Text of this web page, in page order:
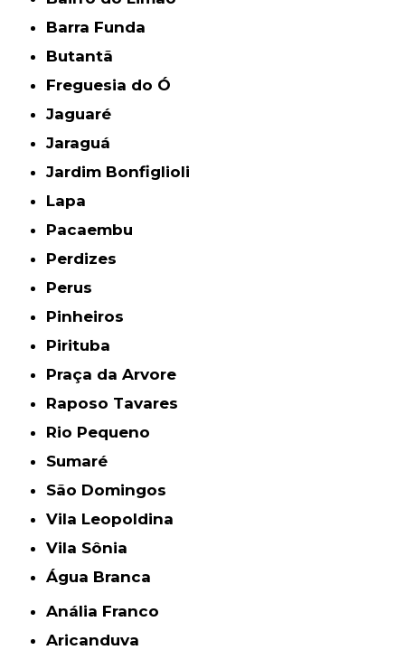
Barra Funda
Butantã
Freguesia do Ó
Jaguaré
Jaraguá
Jardim Bonfiglioli
Lapa
Pacaembu
Perdizes
Perus
Pinheiros
Pirituba
Praça da Arvore
Raposo Tavares
Rio Pequeno
Sumaré
São Domingos
Vila Leopoldina
Vila Sônia
Água Branca
Anália Franco
Aricanduva